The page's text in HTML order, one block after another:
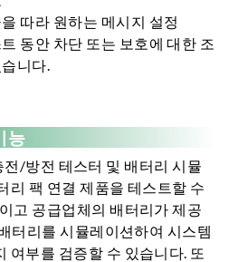
따라 원하는 메시지 설정
동안 차단 또는 보호에 대한 조
니다.
능
/방전 테스터 및 배터리 시뮬
리 팩 연결 제품을 테스트할 수
고 공급업체의 배터리가 제공
터리를 시뮬레이션하여 시스템
여부를 검증할 수 있습니다. 또